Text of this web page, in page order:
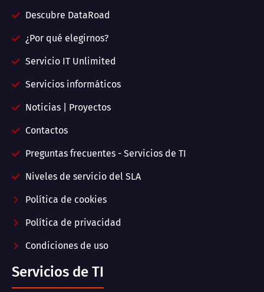
Descubre DataRoad
¿Por qué elegirnos?
Servicio IT Unlimited
Servicios informáticos
Noticias | Proyectos
Contactos
Preguntas frecuentes - Servicios de TI
Niveles de servicio del SLA
Política de cookies
Política de privacidad
Condiciones de uso
Servicios de TI